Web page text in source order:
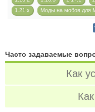
1.21.x
Моды на мобов для
Часто задаваемые
Как